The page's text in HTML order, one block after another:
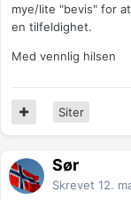
mye/lite "bevis" for
en tilfeldighet.
Med vennlig hilsen
Siter
Sør
Skrevet 12.